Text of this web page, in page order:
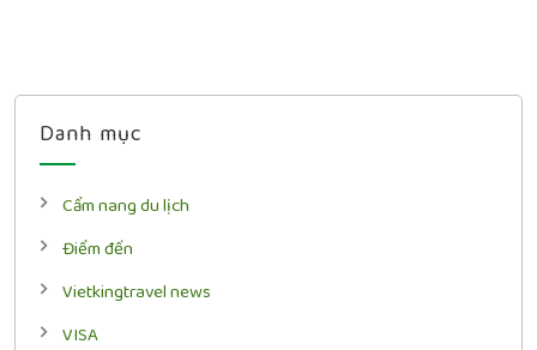
Danh mục
Cẩm nang du lịch
Điểm đến
Vietkingtravel news
VISA